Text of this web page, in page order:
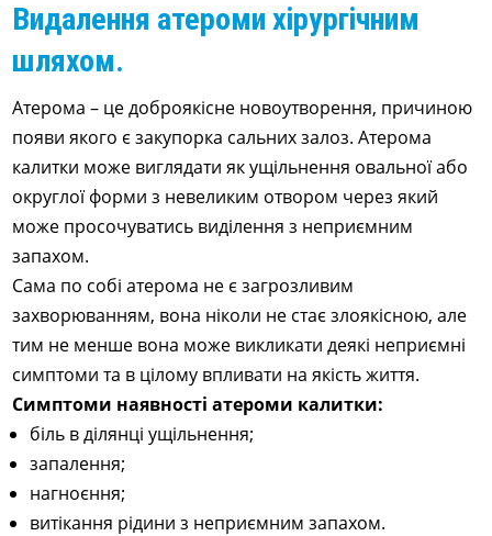
Видалення атероми хірургічним
шляхом.
Атерома – це доброякісне новоутворення, причиною
появи якого є закупорка сальних залоз. Атерома
калитки може виглядати як ущільнення овальної або
округлої форми з невеликим отвором через який
може просочуватись виділення з неприємним
запахом.
Сама по собі атерома не є загрозливим
захворюванням, вона ніколи не стає злоякісною, але
тим не менше вона може викликати деякі неприємні
симптоми та в цілому впливати на якість життя.
Симптоми наявності атероми калитки:
біль в ділянці ущільнення;
запалення;
нагноєння;
витікання рідини з неприємним запахом.